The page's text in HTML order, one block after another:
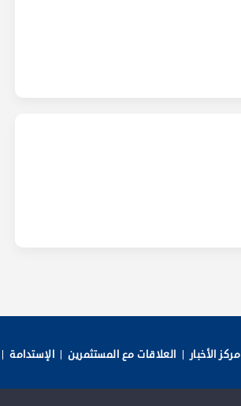
مركز الأخبار العلاقات مع المستثمرين الإستدامة